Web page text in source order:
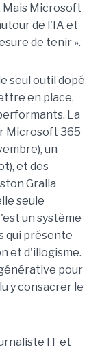
Microsoft
de l'IA et
de tenir ».
seul outil dopé
en place,
La
Microsoft 365
un
et des
Gralla
seule
un système
qui présente
et d'illogisme.
pour
y consacrer le
IT et